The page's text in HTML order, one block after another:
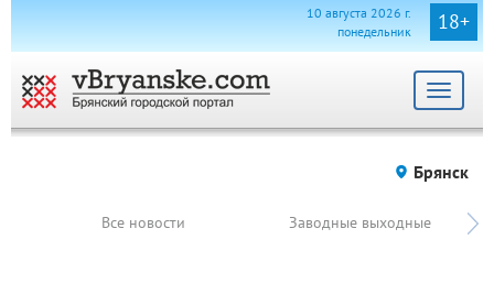
18+
10 августа 2026 г.
понедельник
Toggle
Брянск
Все новости Заводные выходные